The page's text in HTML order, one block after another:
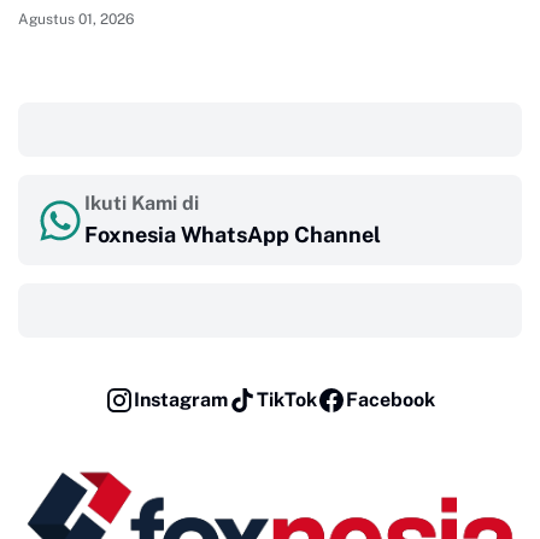
Agustus 01, 2026
Ikuti Kami di
Foxnesia WhatsApp Channel
Instagram TikTok Facebook